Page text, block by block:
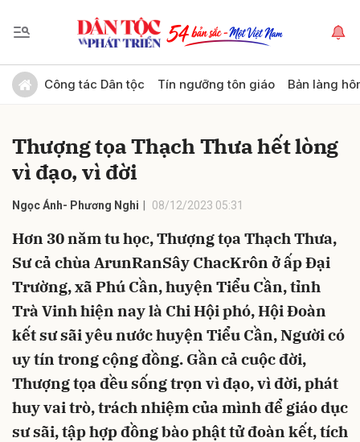
Công tác Dân tộc Tín ngưỡng tôn giáo Bản làng
Thượng tọa Thạch Thưa hết lòng
vì đạo, vì đời
Ngọc Ánh- Phương Nghi 08/12/2023 05:31
Hơn 30 năm tu học, Thượng tọa Thạch Thưa,
Sư cả chùa ArunRanSây ChacKrôn ở ấp Đại
Trường, xã Phú Cần, huyện Tiểu Cần, tỉnh
Trà Vinh hiện nay là Chi Hội phó, Hội Đoàn
kết sư sãi yêu nước huyện Tiểu Cần, Người có
uy tín trong cộng đồng. Gần cả cuộc đời,
Thượng tọa đều sống trọn vì đạo, vì đời, phát
huy vai trò, trách nhiệm của mình để giáo dục
sư sãi, tập hợp đồng bào phật tử đoàn kết, tích
Gửi bình luận
Hủy Gửi